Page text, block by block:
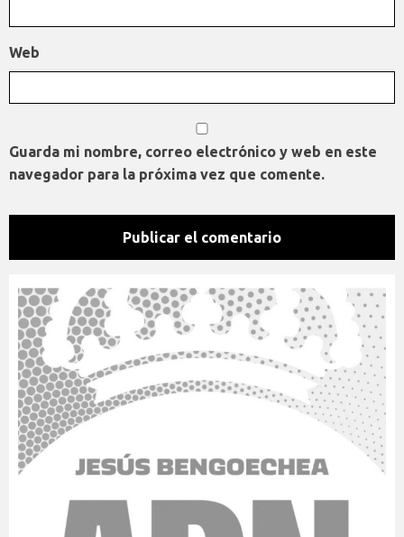
Web
Guarda mi nombre, correo electrónico y web en este
navegador para la próxima vez que comente.